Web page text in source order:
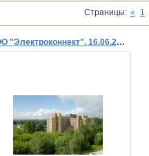
Страницы: « 1
ООО "Электроконнект". 16.06.2007 г.
03.01.2008
ТимыЧ